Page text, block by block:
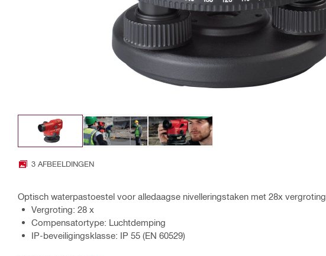
3 AFBEELDINGEN
Optisch waterpastoestel voor alledaagse nivelleringstaken met 28x vergroting
Vergroting: 28 x
Compensatortype: Luchtdemping
IP-beveiligingsklasse: IP 55 (EN 60529)